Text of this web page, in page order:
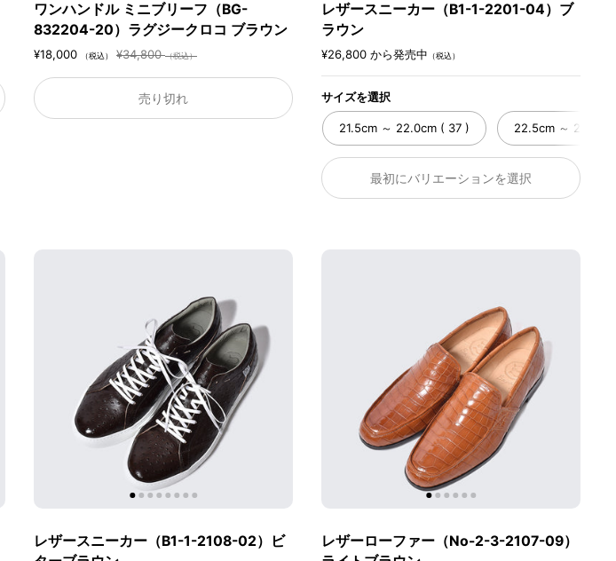
ワンハンドル ミニブリーフ（BG-
832204-20）ラグジークロコ ブラウン
¥18,000 （税込） ¥34,800（税込）
売り切れ
レザースニーカー（B1-1-2201-04）ブ
ラウン
¥26,800 から発売中 （税込）
サイズを選択
21.5cm ～ 22.0cm ( 37 ) 22.5cm ～
最初にバリエーションを選択
レザースニーカー（B1-1-2108-02）ビ
レザーローファー（No-2-3-2107-09）